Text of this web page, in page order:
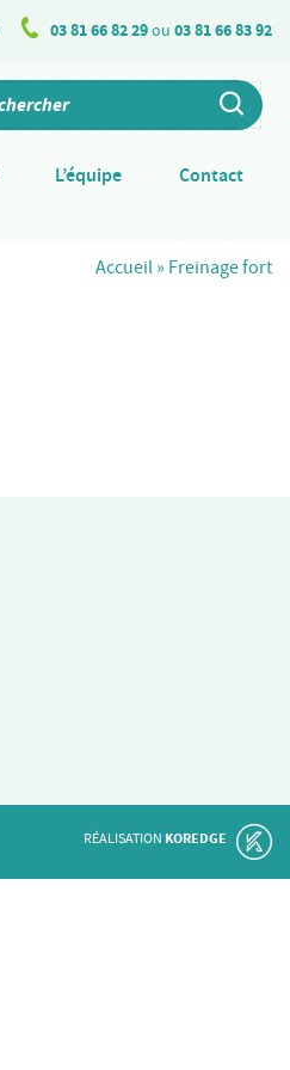
03 81 66 82 29ou 03 81 66 83 92
L’équipe Contact
Accueil » Freinage fort
RÉALISATION KOREDGE